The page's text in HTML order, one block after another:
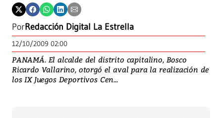
PorRedacción Digital La Estrella
12/10/2009 02:00
PANAMÁ. El alcalde del distrito capitalino, Bosco
Ricardo Vallarino, otorgó el aval para la realización de
los IX Juegos Deportivos Cen...